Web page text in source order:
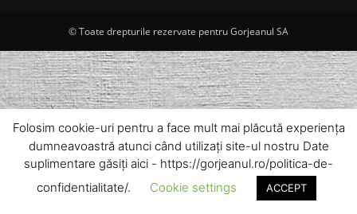
© Toate drepturile rezervate pentru Gorjeanul SA
Folosim cookie-uri pentru a face mult mai plăcută experiența
dumneavoastră atunci când utilizați site-ul nostru Date
suplimentare găsiți aici - https://gorjeanul.ro/politica-de-
confidentialitate/.
Cookie settings ACCEPT